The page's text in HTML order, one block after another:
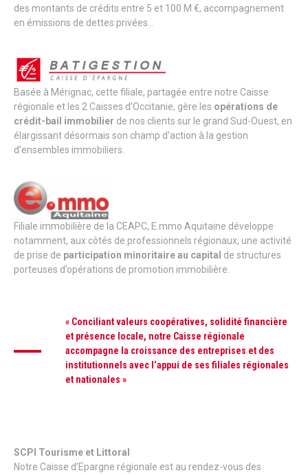
des montants de crédits entre 5 et 100 M €, accompagnement
en émissions de dettes privées…
Basée à Mérignac, cette filiale, partagée entre notre Caisse
régionale et les 2 Caisses d’Occitanie, gère les opérations de
crédit-bail immobilier de nos clients sur le grand Sud-Ouest, en
élargissant désormais son champ d’action à la gestion
d’ensembles immobiliers.
Filiale immobilière de la CEAPC, E.mmo Aquitaine développe
notamment, aux côtés de professionnels régionaux, une activité
de prise de participation minoritaire au capital de structures
porteuses d’opérations de promotion immobilière.
« Conciliant valeurs coopératives, solidité financière
et présence locale, notre Caisse régionale
accompagne la croissance des entreprises et des
institutionnels avec l’appui de ses filiales régionales
et nationales »
SCPI Tourisme et Littoral
Notre Caisse d’Epargne régionale est au rendez-vous des